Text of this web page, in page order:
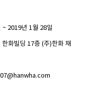
~ 2019년 1월 28일
화빌딩 17층 (주)한화 채